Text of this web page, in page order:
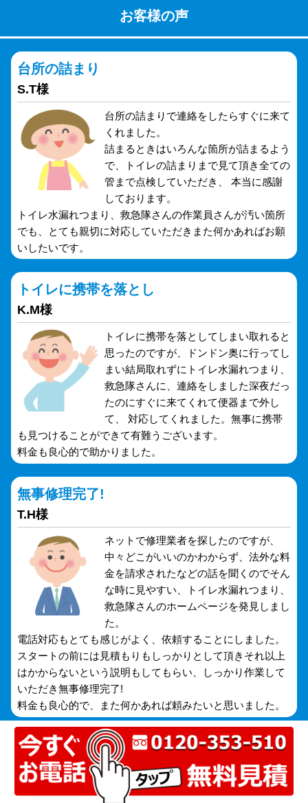
お客様の声
台所の詰まり
S.T様
台所の詰まりで連絡をしたらすぐに来て
くれました。
詰まるときはいろんな箇所が詰まるよう
で、トイレの詰まりまで見て頂き全ての
管まで点検していただき、 本当に感謝
しております。
トイレ水漏れつまり、救急隊さんの作業員さんが汚い箇所
でも、とても親切に対応していただきまた何かあればお願
いしたいです。
トイレに携帯を落とし
K.M様
トイレに携帯を落としてしまい取れると
思ったのですが、ドンドン奥に行ってし
まい結局取れずにトイレ水漏れつまり、
救急隊さんに、連絡をしました深夜だっ
たのにすぐに来てくれて便器まで外し
て、 対応してくれました。無事に携帯
も見つけることができて有難うございます。
料金も良心的で助かりました。
無事修理完了!
T.H様
ネットで修理業者を探したのですが、
中々どこがいいのかわからず、法外な料
金を請求されたなどの話を聞くのでそん
な時に見やすい、トイレ水漏れつまり、
救急隊さんのホームページを発見しまし
た。
電話対応もとても感じがよく、依頼することにしました。
スタートの前には見積もりもしっかりとして頂きそれ以上
はかからないという説明もしてもらい、しっかり作業して
いただき無事修理完了!
料金も良心的で、また何かあれば頼みたいと思いました。